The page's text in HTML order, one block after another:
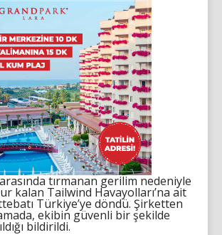
tırmanan gerilim nedeniyle
kalan Tailwind Havayolları’na ait
Türkiye’ye döndü. Şirketten
ekibin güvenli bir şekilde
bildirildi.